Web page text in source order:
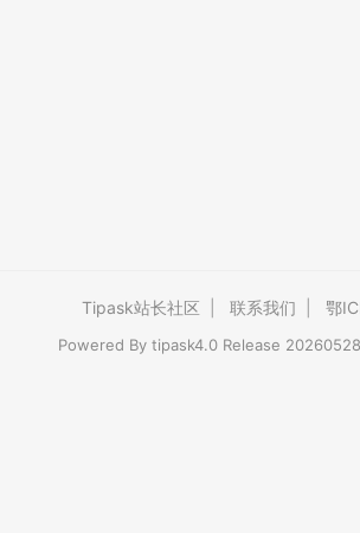
Tipask站长社区 联系我们 鄂
Powered By tipask4.0Release